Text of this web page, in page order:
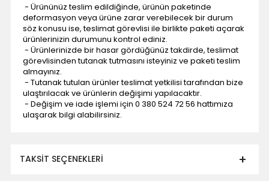
- Ürününüz teslim edildiğinde, ürünün paketinde
deformasyon veya ürüne zarar verebilecek bir durum
söz konusu ise, teslimat görevlisi ile birlikte paketi açarak
ürünlerinizin durumunu kontrol ediniz.
- Ürünlerinizde bir hasar gördüğünüz takdirde, teslimat
görevlisinden tutanak tutmasını isteyiniz ve paketi teslim
almayınız.
- Tutanak tutulan ürünler teslimat yetkilisi tarafından bize
ulaştırılacak ve ürünlerin değişimi yapılacaktır.
- Değişim ve iade işlemi için 0 380 524 72 56 hattımıza
ulaşarak bilgi alabilirsiniz.
TAKSIT SEÇENEKLERI